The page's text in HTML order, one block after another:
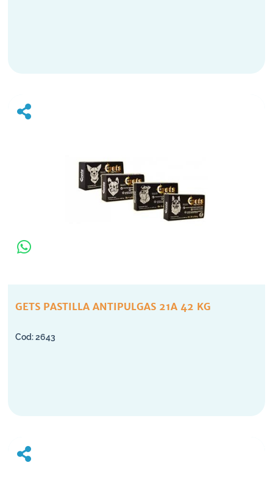
GETS PASTILLA ANTIPULGAS 21A 42 KG
2643